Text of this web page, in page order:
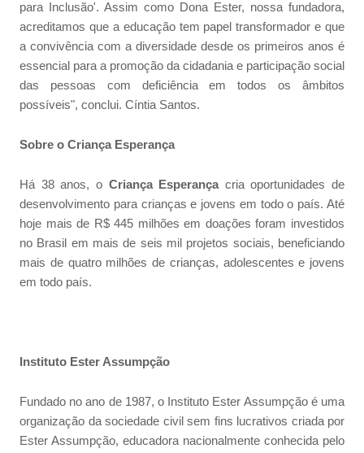
para Inclusão'. Assim como Dona Ester, nossa fundadora,
acreditamos que a educação tem papel transformador e que
a convivência com a diversidade desde os primeiros anos é
essencial para a promoção da cidadania e participação social
das pessoas com deficiência em todos os âmbitos
possíveis", conclui. Cíntia Santos.
Sobre o Criança Esperança
Há 38 anos, o Criança Esperançacria oportunidades de
desenvolvimento para crianças e jovens em todo o país. Até
hoje mais de R$ 445 milhões em doações foram investidos
no Brasil em mais de seis mil projetos sociais, beneficiando
mais de quatro milhões de crianças, adolescentes e jovens
em todo país.
Instituto Ester Assumpção
Fundado no ano de 1987, o Instituto Ester Assumpção é uma
organização da sociedade civil sem fins lucrativos criada por
Ester Assumpção, educadora nacionalmente conhecida pelo